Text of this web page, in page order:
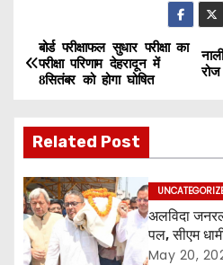
P
o
s
t
n
a
बोर्ड परीक्षाफल सुधार परीक्षा का
परीक्षा परिणाम देहरादून में
8सितंबर को होगा घोषित
Related Post
अलविदा
पल, सीएम
पुष्पचक्र किया
May 20,